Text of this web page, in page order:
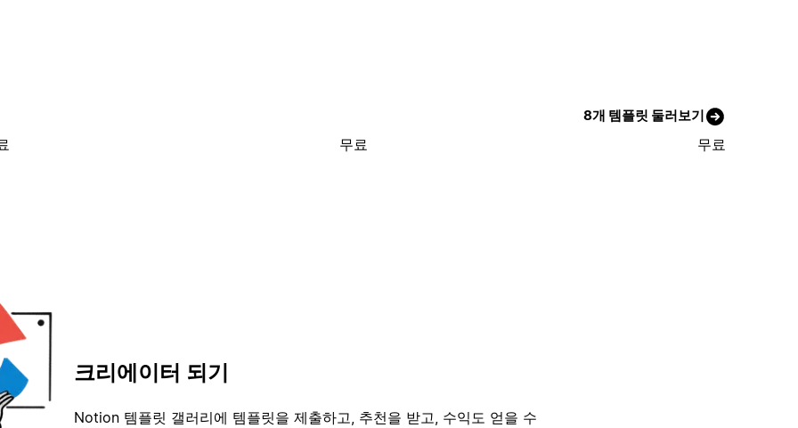
8개 템플릿 둘러보기
무료 무료
크리에이터 되기
Notion 템플릿 갤러리에 템플릿을 제출하고, 추천을 받고, 수익도 얻을 수